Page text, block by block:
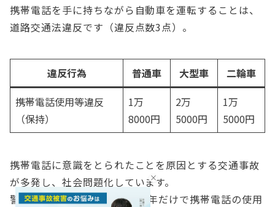
携帯電話を手に持ちながら自動車を運転することは、
道路交通法違反です（違反点数3点）。
違反行為 普通車 大型車
二輪車
携帯電話使用等違反
（保持）
1万
8000円
2万
5000円
1万
5000円
携帯電話に意識をとられたことを原因とする交通事故
が多発し、社会問題化しています。
警察庁の発表によると、2021年だけで携帯電話の使用